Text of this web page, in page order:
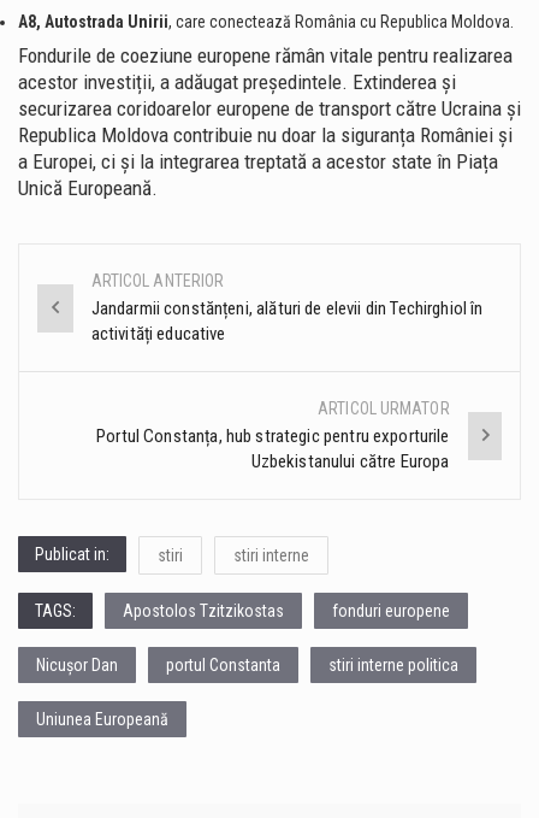
A8, Autostrada Unirii, care conectează România cu Republica Moldova.
Fondurile de coeziune europene rămân vitale pentru realizarea
acestor investiții, a adăugat președintele. Extinderea și
securizarea coridoarelor europene de transport către Ucraina și
Republica Moldova contribuie nu doar la siguranța României și
a Europei, ci și la integrarea treptată a acestor state în Piața
Unică Europeană.
Post
navigation
ARTICOL ANTERIOR
Jandarmii constănțeni, alături de elevii din Techirghiol în
activități educative
ARTICOL URMATOR
Portul Constanța, hub strategic pentru exporturile
Uzbekistanului către Europa
Publicat in: stiri stiri interne
TAGS: Apostolos Tzitzikostas fonduri europene
Nicușor Dan portul Constanta stiri interne politica
Uniunea Europeană